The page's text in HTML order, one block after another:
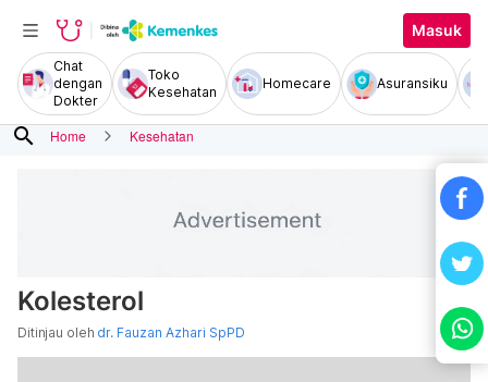
Masuk
Chat
dengan
Dokter
Toko
Kesehatan
Homecare Asuransiku
search Home Kesehatan
Kolesterol
Ditinjau oleh dr. Fauzan Azhari SpPD